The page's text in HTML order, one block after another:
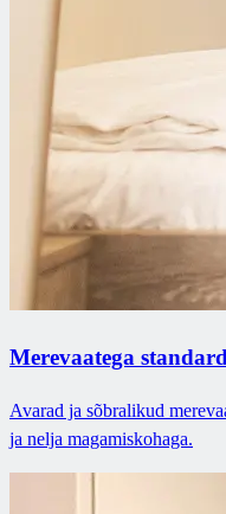
Merevaatega
Avarad ja sõbralikud
ja nelja magamiskohaga.